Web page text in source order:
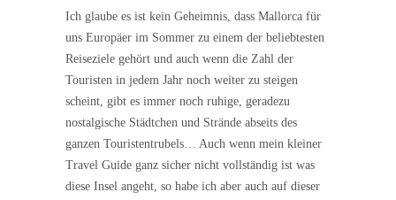
Ich glaube es ist kein Geheimnis, dass Mallorca für
uns Europäer im Sommer zu einem der beliebtesten
Reiseziele gehört und auch wenn die Zahl der
Touristen in jedem Jahr noch weiter zu steigen
scheint, gibt es immer noch ruhige, geradezu
nostalgische Städtchen und Strände abseits des
ganzen Touristentrubels… Auch wenn mein kleiner
Travel Guide ganz sicher nicht vollständig ist was
diese Insel angeht, so habe ich aber auch auf dieser